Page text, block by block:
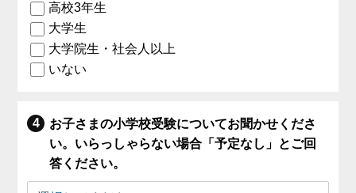
高校3年生
大学生
大学院生・社会人以上
いない
お子さまの小学校受験についてお聞かせくださ
い。いらっしゃらない場合「予定なし」とご回
答ください。